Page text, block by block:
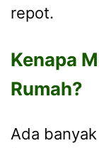
repot.
Kenapa
Rumah?
Ada